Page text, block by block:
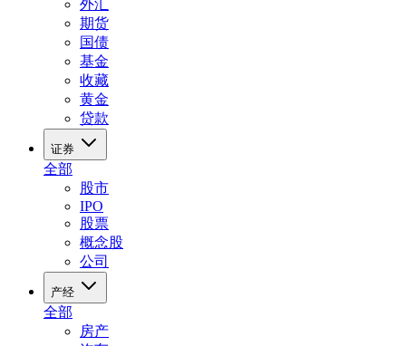
外汇
期货
国债
基金
收藏
黄金
贷款
证券
全部
股市
IPO
股票
概念股
公司
产经
全部
房产